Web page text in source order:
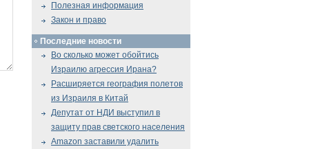
Полезная информация
Закон и право
Последние новости
Во сколько может обойтись
Израилю агрессия Ирана?
Расширяется география полетов
из Израиля в Китай
Депутат от НДИ выступил в
защиту прав светского населения
Amazon заставили удалить